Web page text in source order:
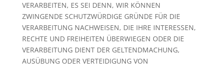
VERARBEITEN, ES SEI DENN, WIR KÖNNEN
ZWINGENDE SCHUTZWÜRDIGE GRÜNDE FÜR DIE
VERARBEITUNG NACHWEISEN, DIE IHRE INTERESSEN,
RECHTE UND FREIHEITEN ÜBERWIEGEN ODER DIE
VERARBEITUNG DIENT DER GELTENDMACHUNG,
AUSÜBUNG ODER VERTEIDIGUNG VON